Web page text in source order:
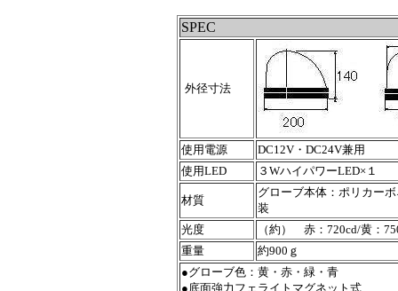
SPEC
外径寸法
使用電源
DC12V・DC24V兼用
使用LED
３WハイパワーLED×１
材質
グローブ本体：ポリカ
装
光度
（約） 赤：720cd/黄：
重量
約900ｇ
●グローブ色：黄・赤・緑・青
●底面強力フェライトマグネット式